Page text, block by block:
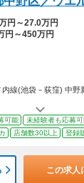
円～27.0万円
円～450万円
線(池袋－荻窪) 中野
可能 未経験者も応募
店舗数30以上 登録
この求人